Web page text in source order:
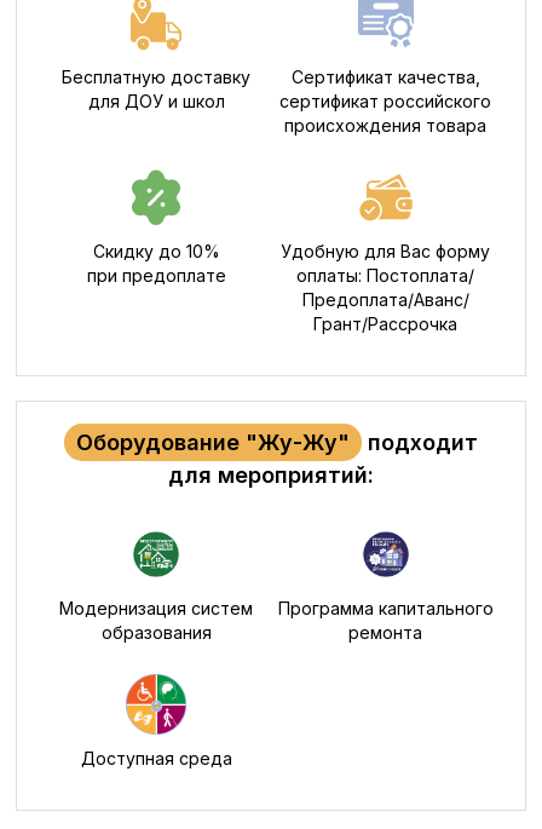
Бесплатную доставку
для ДОУ и школ
Сертификат качества,
сертификат российского
происхождения товара
Скидку до 10%
при предоплате
Удобную для Вас форму
оплаты: Постоплата/
Предоплата/Аванс/
Грант/Рассрочка
Оборудование "Жу-Жу"
подходит
для мероприятий:
Модернизация систем
образования
Программа капитального
ремонта
Доступная среда